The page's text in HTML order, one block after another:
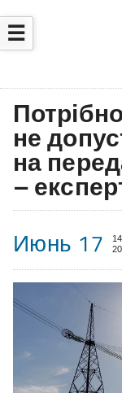
☰
не
на
–
Июнь 17